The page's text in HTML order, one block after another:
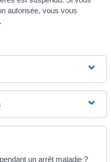
autorisée, vous vous
un arrêt maladie ?